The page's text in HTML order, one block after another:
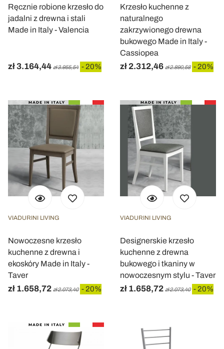
Ręcznie robione krzesło do
jadalni z drewna i stali
Made in Italy - Valencia
zł 3.164,44 zł 3.955,54 - 20%
Krzesło kuchenne z
naturalnego
zakrzywionego drewna
bukowego Made in Italy -
Cassiopea
zł 2.312,46 zł 2.890,58 - 20%
VIADURINI LIVING
Nowoczesne krzesło
kuchenne z drewna i
ekoskóry Made in Italy -
Taver
zł 1.658,72 zł 2.073,40 - 20%
VIADURINI LIVING
Designerskie krzesło
kuchenne z drewna
bukowego i tkaniny w
nowoczesnym stylu - Taver
zł 1.658,72 zł 2.073,40 - 20%